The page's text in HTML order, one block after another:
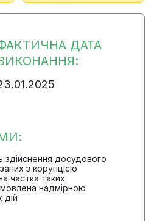
ДАТА
здійснення досудового
з корупцією
частка таких
надмірною
дій